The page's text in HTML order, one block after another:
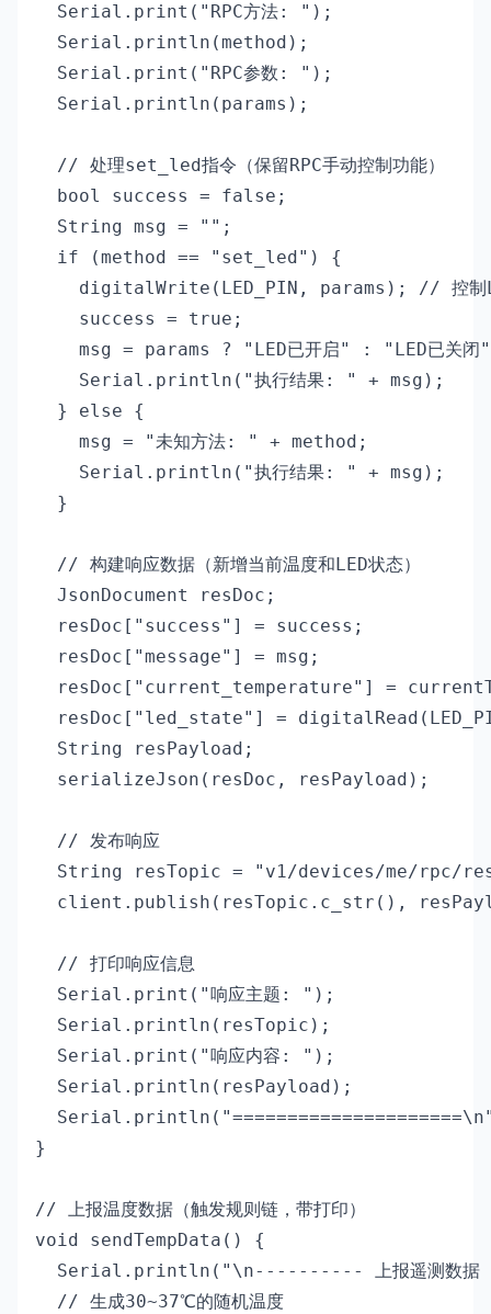
  Serial.print("RPC方法: ");
  Serial.println(method);
  Serial.print("RPC参数: ");
  Serial.println(params);
  // 处理set_led指令（保留RPC手动控制功能）
  bool success = false;
  String msg = "";
  if (method == "set_led") {
digitalWrite(LED_PIN, params); // 控
    success = true;
msg = params ? "LED已开启" : "LED已关闭
    Serial.println("执行结果: " + msg);
  } else {
    msg = "未知方法: " + method;
    Serial.println("执行结果: " + msg);
  }
  // 构建响应数据（新增当前温度和LED状态）
  JsonDocument resDoc;
  resDoc["success"] = success;
  resDoc["message"] = msg;
resDoc["current_temperature"] =
resDoc["led_state"] =
  String resPayload;
  serializeJson(resDoc, resPayload);
  // 发布响应
String resTopic = "v1/devices/me/rpc/
client.publish(resTopic.c_str(),
  // 打印响应信息
  Serial.print("响应主题: ");
  Serial.println(resTopic);
  Serial.print("响应内容: ");
  Serial.println(resPayload);
}
// 上报温度数据（触发规则链，带打印）
void sendTempData() {
Serial.println("\n---------- 上报遥测数
  // 生成30~37℃的随机温度